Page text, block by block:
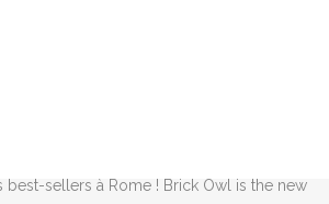
chemins y menèrent et apportèrent avec
sellers à Rome ! Brick Owl is the new